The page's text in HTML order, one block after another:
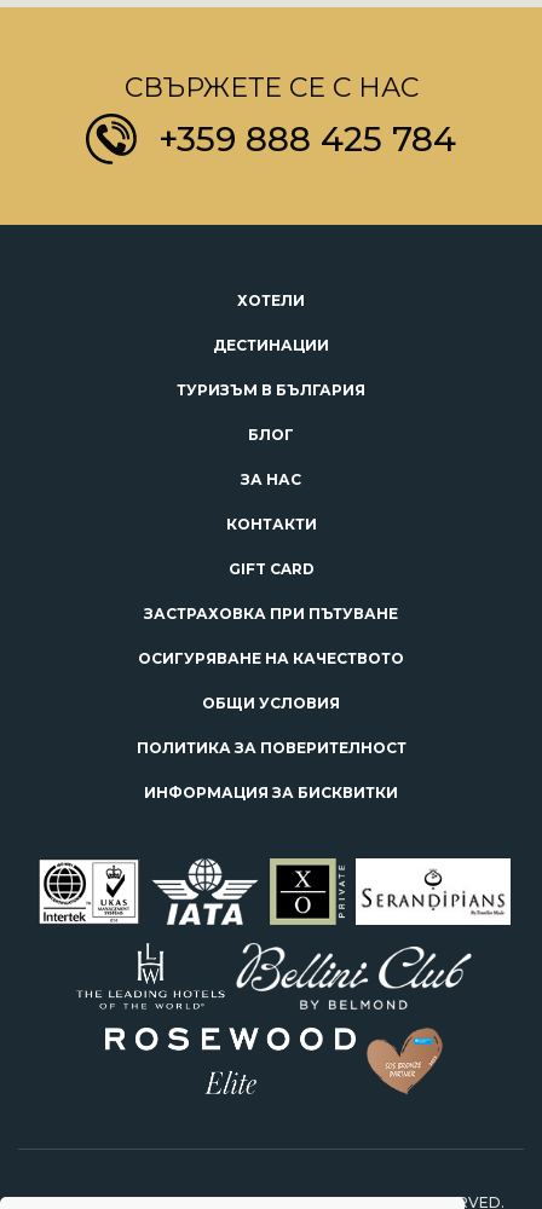
СВЪРЖЕТЕ СЕ С НАС
+359 888 425 784
ХОТЕЛИ
ДЕСТИНАЦИИ
ТУРИЗЪМ В БЪЛГАРИЯ
БЛОГ
ЗА НАС
КОНТАКТИ
GIFT CARD
ЗАСТРАХОВКА ПРИ ПЪТУВАНЕ
ОСИГУРЯВАНЕ НА КАЧЕСТВОТО
ОБЩИ УСЛОВИЯ
ПОЛИТИКА ЗА ПОВЕРИТЕЛНОСТ
ИНФОРМАЦИЯ ЗА БИСКВИТКИ
2026 © STARS TRAVEL FEEL SPECIAL. ALL RIGHTS RESERVED.